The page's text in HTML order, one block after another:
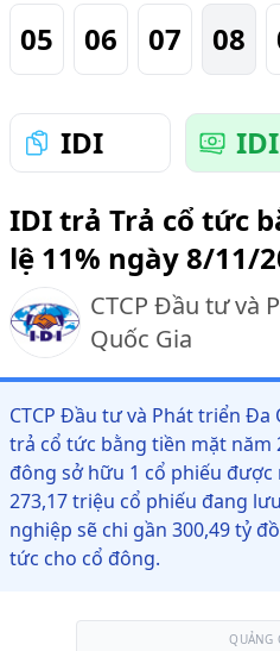
05 06 07 08
IDI
IDI
IDI trả Trả cổ tức
lệ 11% ngày 8/11/
CTCP Đầu tư và
Quốc Gia
CTCP Đầu tư và Phát triển
trả cổ tức bằng tiền mặt năm
đông sở hữu 1 cổ phiếu được
273,17 triệu cổ phiếu đang
nghiệp sẽ chi gần 300,49 tỷ
tức cho cổ đông.
QUẢNG